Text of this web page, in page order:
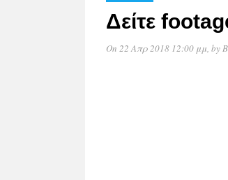
Δείτε
On 22 Απρ 2018 12:00 μμ, by